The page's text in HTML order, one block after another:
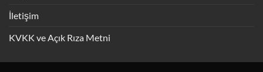
İletişim
KVKK ve Açık Rıza Metni